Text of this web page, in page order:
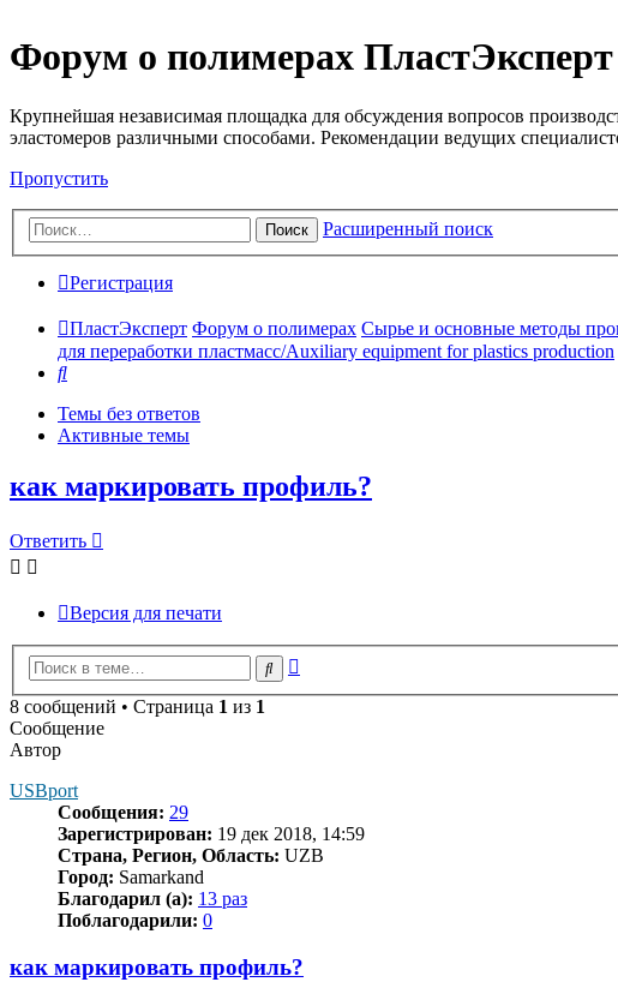
Форум о полимерах ПластЭксперт
Крупнейшая независимая площадка для обсуждения вопросов
эластомеров различными способами. Рекомендации ведущих
Пропустить
Поиск Расширенный поиск
Регистрация
ПластЭксперт Форум о полимерах Сырье и основные методы
для переработки пластмасс/Auxiliary equipment for plastics production
Поиск
Темы без ответов
Активные темы
как маркировать профиль?
Ответить
Версия для печати
Поиск
8 сообщений • Страница 1 из 1
Сообщение
Автор
USBport
Сообщения: 29
Зарегистрирован: 19 дек 2018, 14:59
Страна, Регион, Область: UZB
Город: Samarkand
Благодарил (а): 13 раз
Поблагодарили: 0
как маркировать профиль?